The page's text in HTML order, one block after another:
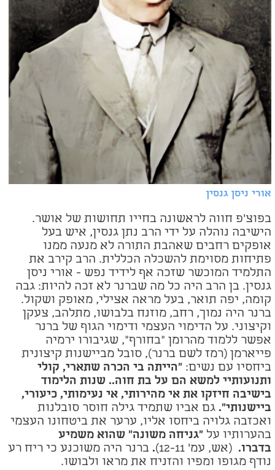
אורי ניסן גנסין
בפוצ'פ חווה לראשונה בחייו תחושות של אושר.
הישיבה נוהלה על ידי הרב נתן גנסין, איש בעל
אופקים רחבים שאהבת התורה לא מנעה ממנו
פתיחות מסוימת להשכלה הכללית. הרב קירב את
התלמיד המוכשר שזכה אף לידיד נפש - אורי ניסן
גנסין. בן הרב היה כל מה שברנר לא זכה להיות: גבה
קומה, יפה תואר, בעל מראה אצילי, מאופק ושקול.
ברנר היה נמוך, רחב, מוזנח בלבושו, מתלהב, צעקן
וקיצוני. על הדימוי העצמי ודימוי הגוף של ברנר
אפשר ללמוד מהרומן "בחורף", שגיבורו ירמיה
פייארמן (רמז לשם ברנר), סובל מביישנות קיצונית
ביחסיו עם נשים:"הייתה בי הכרה שתארי, קולי
ותנועותיי למשא הם על בת חוה.. שנות הלימוד
בישיבה חיזקו את אי מהירותי, אי נעימותי, כיעורי,
ביישנותי".גם אביו שתמיד גילה חוסר סובלנות
ואכזבה גלויה ביחסו אליו, ערער את ביטחונו העצמי
בהערותיו על "גניחה משונה" שהוא משמיע
בדברו.(אש, עמ' 12-11) .ברנר היה משוכנע כי ריח רע
נודף מגופו ומפיו והזניח את מראו ולבושו.